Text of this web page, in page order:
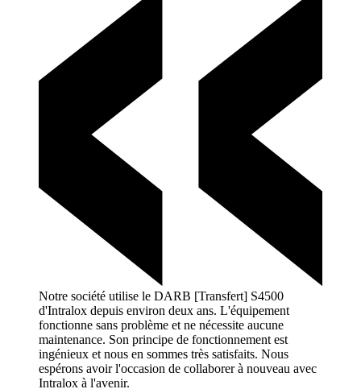
Notre société utilise le DARB [Transfert] S4500
d'Intralox depuis environ deux ans. L'équipement
fonctionne sans problème et ne nécessite aucune
maintenance. Son principe de fonctionnement est
ingénieux et nous en sommes très satisfaits. Nous
espérons avoir l'occasion de collaborer à nouveau avec
Intralox à l'avenir.